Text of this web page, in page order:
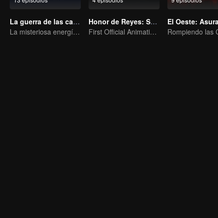
La guerra de las cartas
La misteriosa energía de las cartas provocó una guerra, ¿cómo la manejó Chen Mu?
Honor de Reyes: Sueño Eterno
First Official Animation of Honor of Kings
El Oeste: